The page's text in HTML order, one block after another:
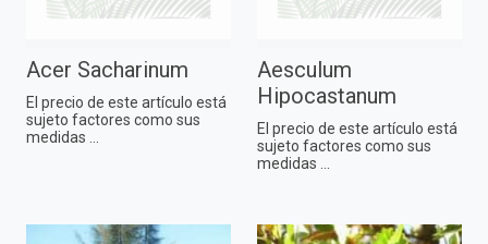
Acer Sacharinum
El precio de este artículo está
sujeto factores como sus
medidas ...
Aesculum
Hipocastanum
El precio de este artículo está
sujeto factores como sus
medidas ...